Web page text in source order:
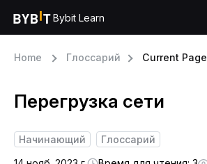
Bybit Learn
Home Глоссарий Current Page
Перегрузка сети
Начинающий
Глоссарий